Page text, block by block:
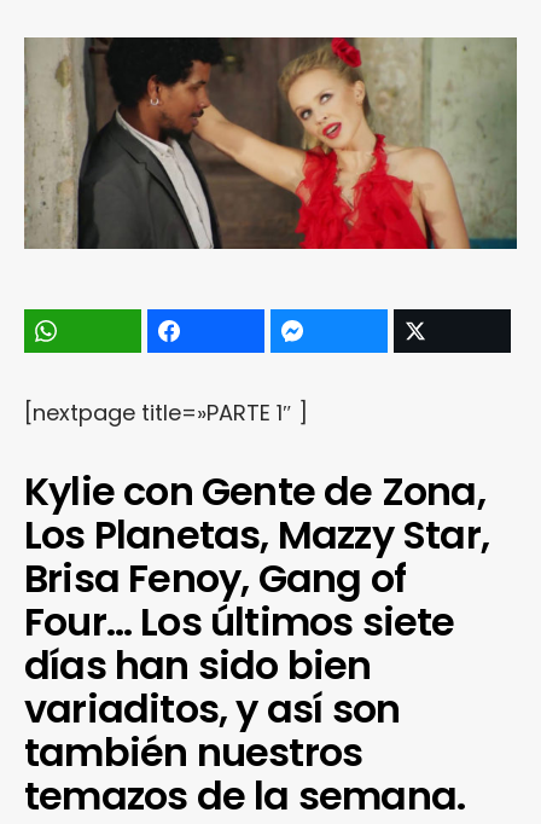
[nextpage title=»PARTE 1″ ]
Kylie con Gente de Zona,
Los Planetas, Mazzy Star,
Brisa Fenoy, Gang of
Four… Los últimos siete
días han sido bien
variaditos, y así son
también nuestros
temazos de la semana.